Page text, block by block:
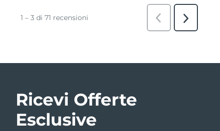
Ricevi Offerte
Esclusive